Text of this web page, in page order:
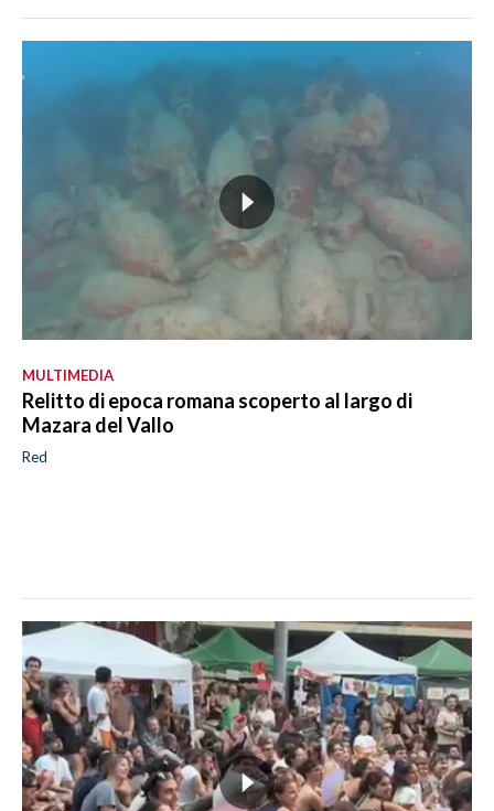
MULTIMEDIA
Relitto di epoca romana scoperto al largo di
Mazara del Vallo
Red